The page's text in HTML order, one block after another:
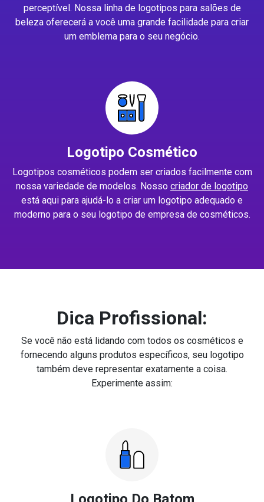
perceptível. Nossa linha de logotipos para salões de
beleza oferecerá a você uma grande facilidade para criar
um emblema para o seu negócio.
Logotipo Cosmético
Logotipos cosméticos podem ser criados facilmente com
nossa variedade de modelos. Nosso criador de logotipo
está aqui para ajudá-lo a criar um logotipo adequado e
moderno para o seu logotipo de empresa de cosméticos.
Dica Profissional:
Se você não está lidando com todos os cosméticos e
fornecendo alguns produtos específicos, seu logotipo
também deve representar exatamente a coisa.
Experimente assim: